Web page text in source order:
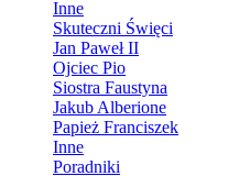
Inne
Skuteczni Święci
Jan Paweł II
Ojciec Pio
Siostra Faustyna
Jakub Alberione
Papież Franciszek
Inne
Poradniki